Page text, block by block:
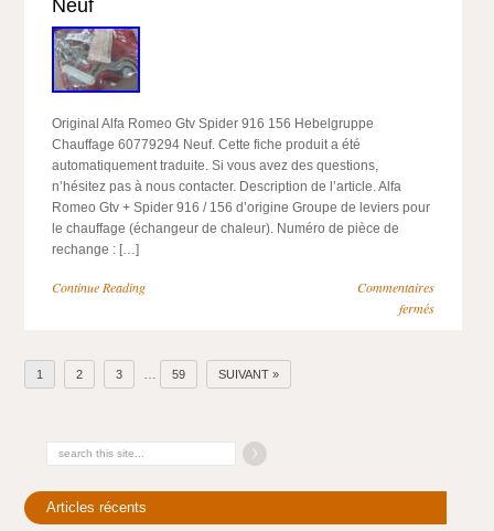
Neuf
Original Alfa Romeo Gtv Spider 916 156 Hebelgruppe
Chauffage 60779294 Neuf. Cette fiche produit a été
automatiquement traduite. Si vous avez des questions,
n’hésitez pas à nous contacter. Description de l’article. Alfa
Romeo Gtv + Spider 916 / 156 d’origine Groupe de leviers pour
le chauffage (échangeur de chaleur). Numéro de pièce de
rechange : […]
Continue Reading
Commentaires
fermés
1 2 3 … 59 SUIVANT »
Articles récents